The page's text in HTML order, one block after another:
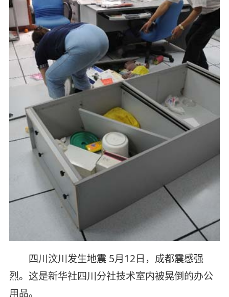
四川汶川发生地震 5月12日，成都震感强
烈。这是新华社四川分社技术室内被晃倒的办公
用品。